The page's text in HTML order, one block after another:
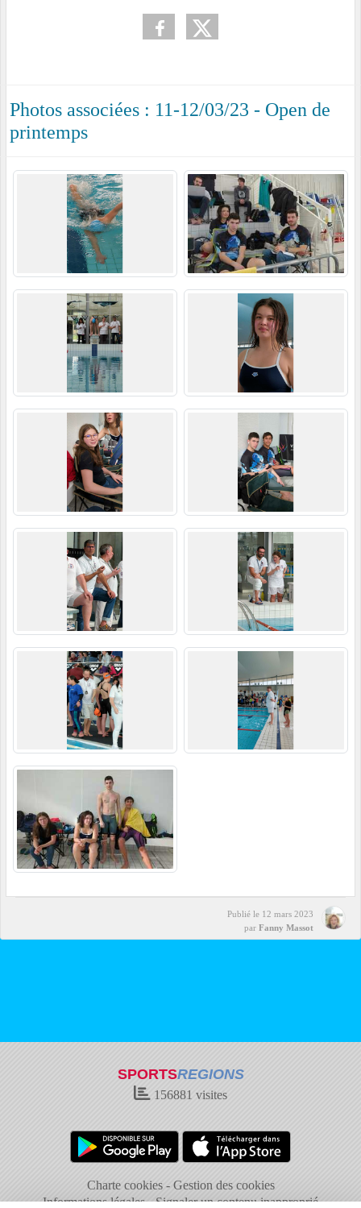
Photos associées : 11-12/03/23 - Open de
printemps
Publié le 12 mars 2023
par Fanny Massot
SPORTSREGIONS
156881 visites
Charte cookies
Gestion des cookies
Informations légales
Signaler un contenu inapproprié